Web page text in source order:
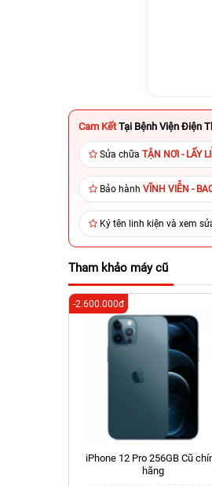
Cam Kết Tại Bệnh Viện Điện
Sửa chữa TẬN NƠI - LẤY
Bảo hành VĨNH VIỄN -
Ký tên linh kiện và xem
Tham khảo máy cũ
iPhone 12 Pro 256GB Cũ
hãng
-2.600.000đ